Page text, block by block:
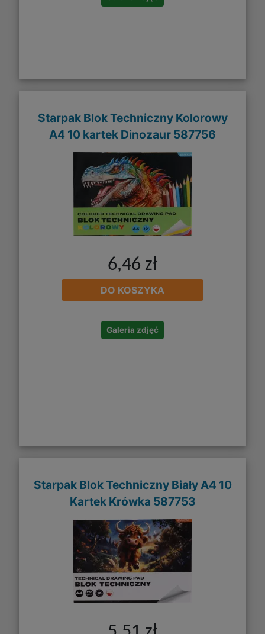
Starpak Blok Techniczny Kolorowy
A4 10 kartek Dinozaur 587756
6,46 zł
DO KOSZYKA
Galeria zdjęć
Starpak Blok Techniczny Biały A4 10
Kartek Krówka 587753